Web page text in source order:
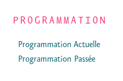
PROGRAMMATION
Programmation Actuelle
Programmation Passée